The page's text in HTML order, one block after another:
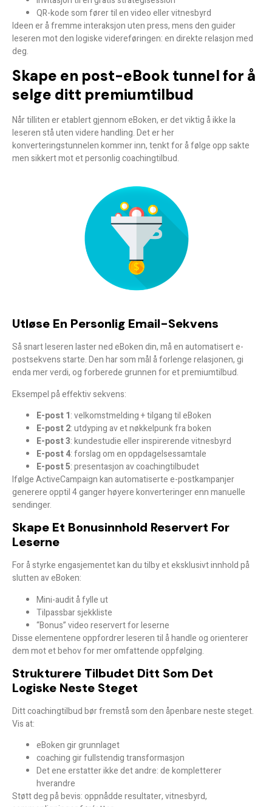
QR-kode som fører til en video eller vitnesbyrd
Ideen er åfremme interaksjon uten press, mens den guider
leseren mot den logiske videreføringen: en direkte relasjon med
deg.
Skape en post-eBook tunnel for å
selge ditt premiumtilbud
Når tilliten er etablert gjennom eBoken, er det viktig åikke la
leseren stå uten videre handling. Det er her
konverteringstunnelen kommer inn, tenkt for å følge opp sakte
men sikkert mot et personlig coachingtilbud.
Utløse En Personlig Email-Sekvens
Så snart leseren laster ned eBoken din, må enautomatisert e-
postsekvensstarte. Den har som mål å forlenge relasjonen, gi
enda mer verdi, og forberede grunnen for et premiumtilbud.
Eksempel på effektiv sekvens:
E-post 1: velkomstmelding + tilgang til eBoken
E-post 2: utdyping av et nøkkelpunk fra boken
E-post 3: kundestudie eller inspirerende vitnesbyrd
E-post 4: forslag om en oppdagelsessamtale
E-post 5: presentasjon av coachingtilbudet
Ifølge ActiveCampaign kan automatiserte e-postkampanjer
generere opptil 4 ganger høyere konverteringerenn manuelle
sendinger.
Skape Et Bonusinnhold Reservert For
Leserne
For å styrke engasjementet kan du tilby eteksklusivt innholdpå
slutten av eBoken:
Mini-audit å fylle ut
Tilpassbar sjekkliste
“Bonus” video reservert for leserne
Disse elementene oppfordrer leseren tilå handleog orienterer
dem mot et behov for mer omfattende oppfølging.
Strukturere Tilbudet Ditt Som Det
Logiske Neste Steget
Ditt coachingtilbud bør fremstå som denåpenbare neste steget.
Vis at:
eBoken gir grunnlaget
coaching gir fullstendig transformasjon
Det ene erstatter ikke det andre: de kompletterer
hverandre
Støtt deg på bevis: oppnådde resultater, vitnesbyrd,